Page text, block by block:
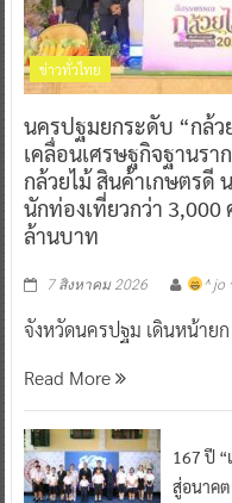
ข่าวทั่วไทย
นครปฐมยกระดับ “กล้
เคลื่อนเศรษฐกิจฐานร
กล้วยไม้ สินค้าเกษตรดี
นักท่องเที่ยวกว่า 3,000
ล้านบาท
7 สิงหาคม 2026 ^ jo
จังหวัดนครปฐม เดินหน้ายก
Read More
167 ปี
สู่อนาค